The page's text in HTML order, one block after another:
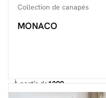
Collection de canapés
MONACO
À partir de1299.-